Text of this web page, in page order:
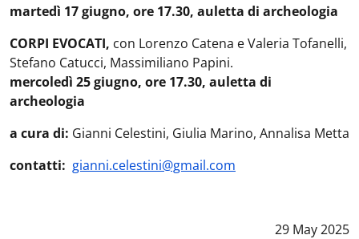
martedì 17 giugno, ore 17.30, auletta di archeologia
CORPI EVOCATI, con Lorenzo Catena e Valeria Tofanelli,
Stefano Catucci, Massimiliano Papini.
mercoledì 25 giugno, ore 17.30, auletta di
archeologia
a cura di: Gianni Celestini, Giulia Marino, Annalisa Metta
contatti: gianni.celestini@gmail.com
Data notizia
29 May 2025